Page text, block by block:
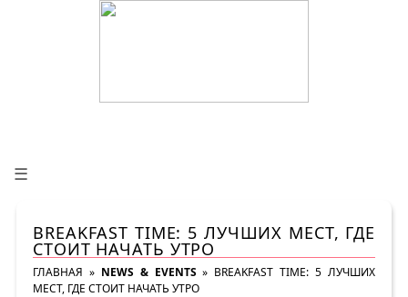
☰
BREAKFAST TIME: 5 ЛУЧШИХ МЕСТ, ГДЕ
СТОИТ НАЧАТЬ УТРО
ГЛАВНАЯ » NEWS & EVENTS » BREAKFAST TIME: 5 ЛУЧШИХ
МЕСТ, ГДЕ СТОИТ НАЧАТЬ УТРО